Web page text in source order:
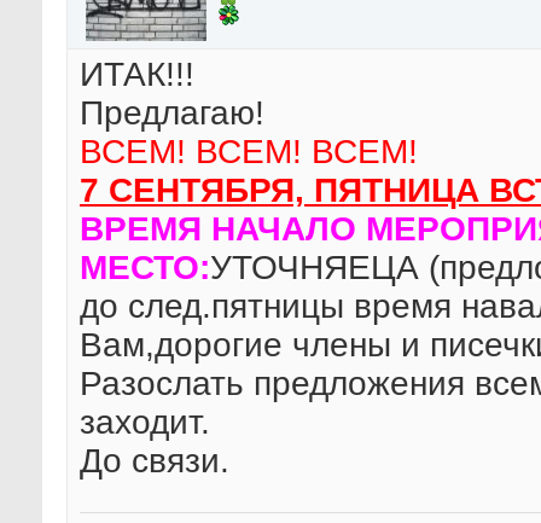
ИТАК!!!
Предлагаю!
ВСЕМ! ВСЕМ! ВСЕМ!
7 СЕНТЯБРЯ, ПЯТНИЦА
ВРЕМЯ НАЧАЛО
МЕСТО:УТОЧНЯЕЦА
до след.пятницы время
Вам,дорогие члены и
Разослать предложения
заходит.
До связи.